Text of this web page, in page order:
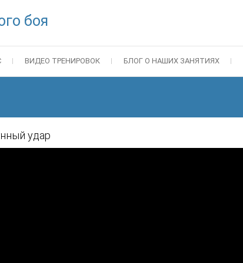
боя
ВИДЕО ТРЕНИРОВОК БЛОГ О НАШИХ ЗАНЯТИЯХ
удар